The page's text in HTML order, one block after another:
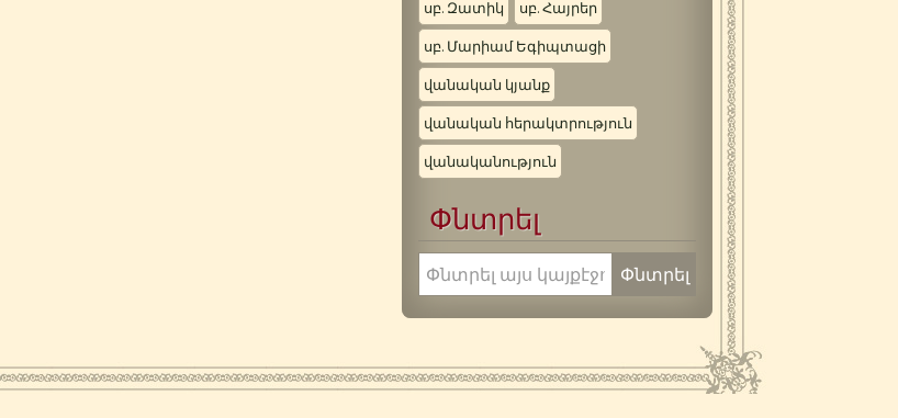
սբ. Զատիկ սբ. Հայրեր
սբ. Մարիամ Եգիպտացի
վանական կյանք
վանական հերակտրություն
վանականություն
Փնտրել